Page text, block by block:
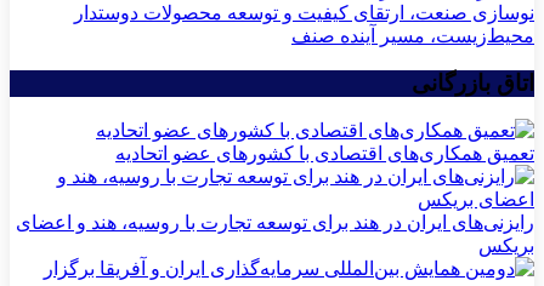
نوسازی صنعت، ارتقای کیفیت و توسعه محصولات دوستدار
محیط‌زیست، مسیر آینده صنف
اتاق بازرگانی
تعمیق همکاری‌های اقتصادی با کشورهای عضو اتحادیه
رایزنی‌های ایران در هند برای توسعه تجارت با روسیه، هند و اعضای
بریکس